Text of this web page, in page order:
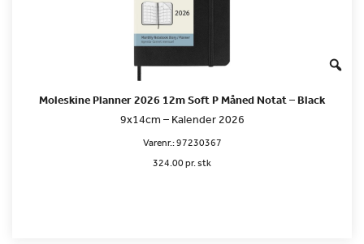
Moleskine Planner 2026 12m Soft P Måned Notat – Black
9x14cm – Kalender 2026
Varenr.:97230367
324.00 pr. stk